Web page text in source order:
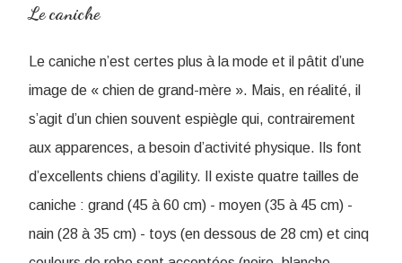
Le caniche
Le caniche n’est certes plus à la mode et il pâtit d’une
image de « chien de grand-mère ». Mais, en réalité, il
s’agit d’un chien souvent espiègle qui, contrairement
aux apparences, a besoin d’activité physique. Ils font
d’excellents chiens d’agility. Il existe quatre tailles de
caniche : grand (45 à 60 cm) - moyen (35 à 45 cm) -
nain (28 à 35 cm) - toys (en dessous de 28 cm) et cinq